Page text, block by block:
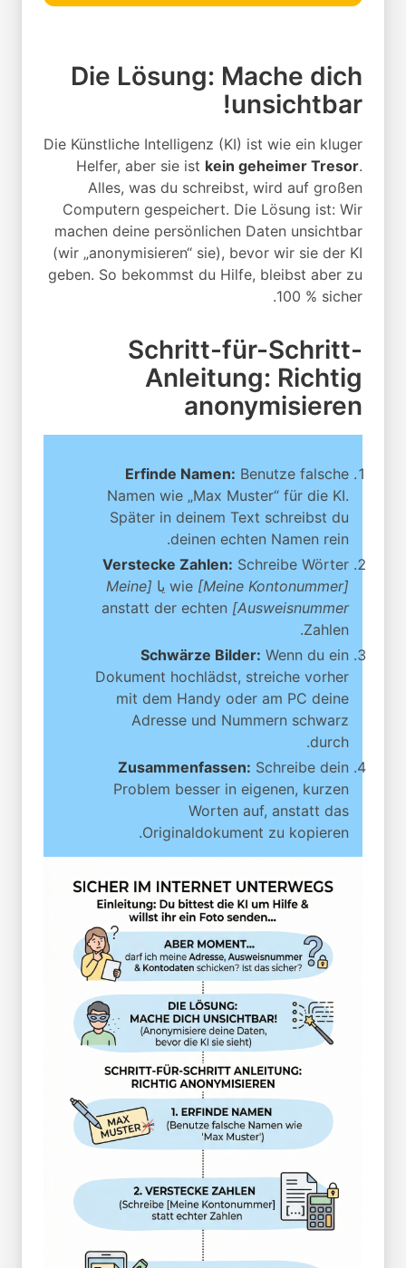
Die Lösung: Mache dich
unsichtbar!
Die Künstliche Intelligenz (KI) ist wie ein kluger
Helfer, aber sie istkein geheimer Tresor
Alles, was du schreibst, wird auf großen
Computern gespeichert. Die Lösung ist: Wir
machen deine persönlichen Daten unsichtbar
(wir „anonymisieren“ sie), bevor wir sie der KI
geben. So bekommst du Hilfe, bleibst aber zu
100 % sicher.
Schritt-für-Schritt-
Anleitung: Richtig
anonymisieren
Erfinde Namen:Benutze falsche
Namen wie „Max Muster“ für die KI.
Später in deinem Text schreibst du
deinen echten Namen rein.
Verstecke Zahlen:Schreibe Wörter
wie[Meine Kontonummer] یا [Meine
Ausweisnummer]
anstatt der echten
Zahlen.
Schwärze Bilder:Wenn du ein
Dokument hochlädst, streiche vorher
mit dem Handy oder am PC deine
Adresse und Nummern schwarz
durch.
Zusammenfassen:Schreibe dein
Problem besser in eigenen, kurzen
Worten auf, anstatt das
Originaldokument zu kopieren.